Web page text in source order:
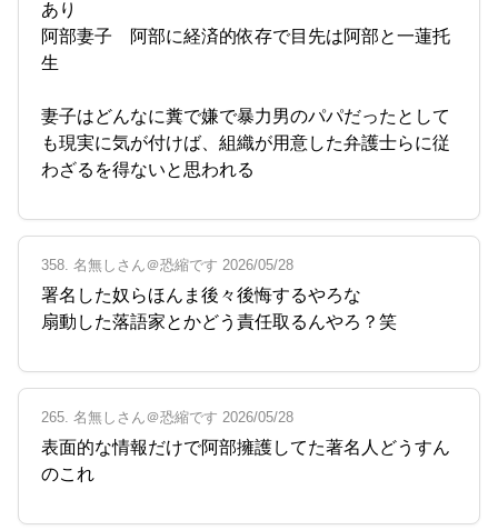
あり
阿部妻子 阿部に経済的依存で目先は阿部と一蓮托
生
妻子はどんなに糞で嫌で暴力男のパパだったとして
も現実に気が付けば、組織が用意した弁護士らに従
わざるを得ないと思われる
358. 名無しさん＠恐縮です 2026/05/28
署名した奴らほんま後々後悔するやろな
扇動した落語家とかどう責任取るんやろ？笑
265. 名無しさん＠恐縮です 2026/05/28
表面的な情報だけで阿部擁護してた著名人どうすん
のこれ